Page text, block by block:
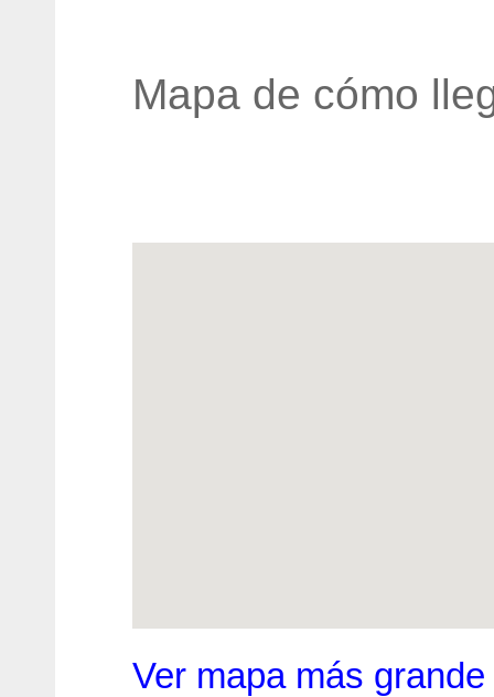
Mapa de cómo
Ver mapa más grande